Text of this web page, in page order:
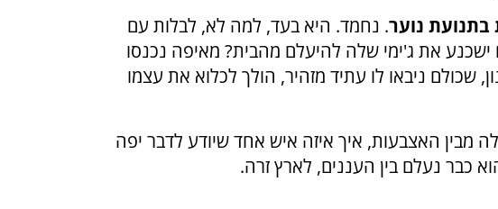
נוער. נחמד. היא בעד, למה לא, לבלות עם
את ג'ימי שלה להיעלם מהבית? מאיפה נכנסו
שכולם ניבאו לו עתיד מזהיר, הולך לכלוא את עצמו
מבין האצבעות, איך איזה איש אחד שיודע לדבר יפה
כבר נעלם בין העננים, לארץ זרה.